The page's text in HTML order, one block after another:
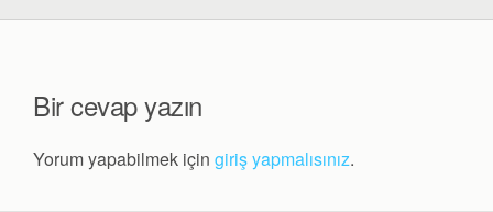
Bir cevap yazın
Yorum yapabilmek için giriş yapmalısınız.